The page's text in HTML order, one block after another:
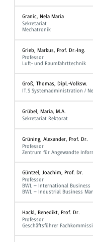
Granic, Nela Maria
Sekretariat
Mechatronik
Grieb, Markus, Prof. Dr.-Ing.
Professor
Luft- und Raumfahrttechnik
Groß, Thomas, Dipl.-Volksw.
IT.S Systemadministration /
Grübel, Maria, M.A.
Sekretariat Rektorat
Grüning, Alexander, Prof. Dr.
Professor
Zentrum für Angewandte
Güntzel, Joachim, Prof. Dr.
Professor
BWL – International Business
BWL – Industrial Business
Hackl, Benedikt, Prof. Dr.
Professor
Geschäftsführer